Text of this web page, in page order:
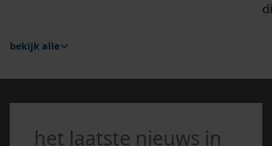
bekijk alle
het laatste nieuws in